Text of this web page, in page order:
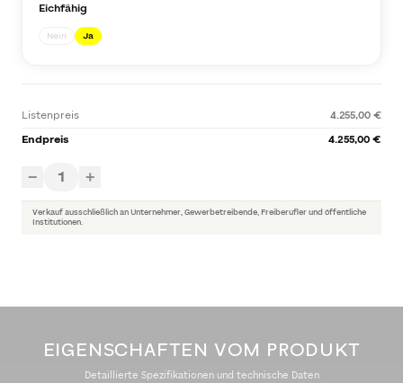
Eichfähig
Nein Ja
Listenpreis
4.255,00 €
Endpreis
4.255,00 €
− 1 +
Verkauf ausschließlich an Unternehmer, Gewerbetreibende, Freiberufler und öffentliche
Institutionen.
EIGENSCHAFTEN VOM PRODUKT
Detaillierte Spezifikationen und technische Daten